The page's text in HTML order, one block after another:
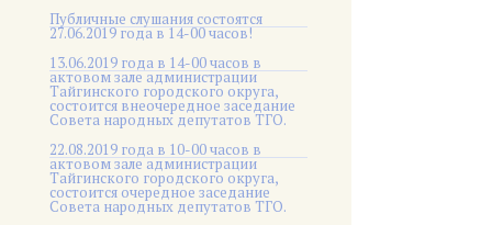
Публичные слушания состоятся
27.06.2019 года в 14-00 часов!
13.06.2019 года в 14-00 часов в
актовом зале администрации
Тайгинского городского округа,
состоится внеочередное заседание
Совета народных депутатов ТГО.
22.08.2019 года в 10-00 часов в
актовом зале администрации
Тайгинского городского округа,
состоится очередное заседание
Совета народных депутатов ТГО.